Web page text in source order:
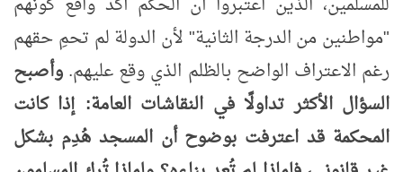
"مواطنين من الدرجة الثانية" لأن الدولة لم تحمِ حقهم
رغم الاعتراف الواضح بالظلم الذي وقع عليهم.وأصبح
السؤال الأكثر تداولًا في النقاشات العامة: إذا كانت
المحكمة قد اعترفت بوضوح أن المسجد هُدِم بشكل